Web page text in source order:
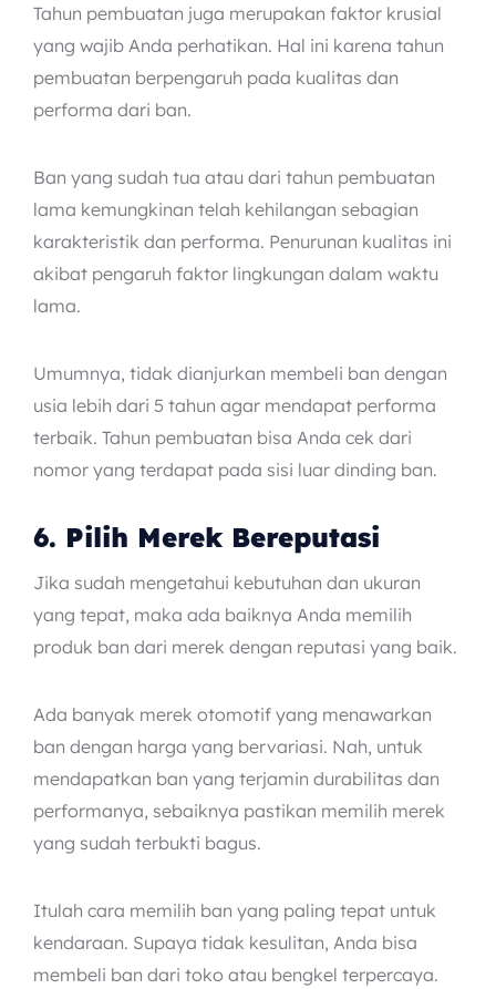
Tahun pembuatan juga merupakan faktor krusial
yang wajib Anda perhatikan. Hal ini karena tahun
pembuatan berpengaruh pada kualitas dan
performa dari ban.
Ban yang sudah tua atau dari tahun pembuatan
lama kemungkinan telah kehilangan sebagian
karakteristik dan performa. Penurunan kualitas ini
akibat pengaruh faktor lingkungan dalam waktu
lama.
Umumnya, tidak dianjurkan membeli ban dengan
usia lebih dari 5 tahun agar mendapat performa
terbaik. Tahun pembuatan bisa Anda cek dari
nomor yang terdapat pada sisi luar dinding ban.
6. Pilih Merek Bereputasi
Jika sudah mengetahui kebutuhan dan ukuran
yang tepat, maka ada baiknya Anda memilih
produk ban dari merek dengan reputasi yang baik.
Ada banyak merek otomotif yang menawarkan
ban dengan harga yang bervariasi. Nah, untuk
mendapatkan ban yang terjamin durabilitas dan
performanya, sebaiknya pastikan memilih merek
yang sudah terbukti bagus.
Itulah cara memilih ban yang paling tepat untuk
kendaraan. Supaya tidak kesulitan, Anda bisa
membeli ban dari toko atau bengkel terpercaya.